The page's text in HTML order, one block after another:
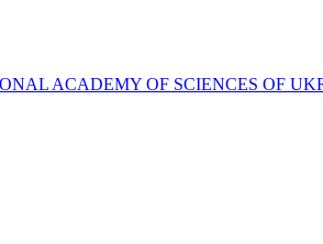
ACADEMY OF SCIENCES OF